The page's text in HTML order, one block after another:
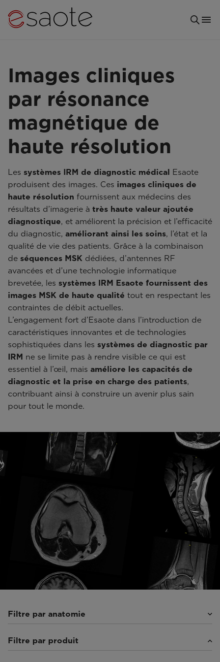
Images cliniques
par résonance
magnétique de
haute résolution
Les systèmes IRM de diagnostic médical Esaote
produisent des images. Ces images cliniques de
haute résolution fournissent aux médecins des
résultats d’imagerie à très haute valeur ajoutée
diagnostique, et améliorent la précision et l’efficacité
du diagnostic, améliorant ainsi les soins, l’état et la
qualité de vie des patients. Grâce à la combinaison
de séquences MSK dédiées, d’antennes RF
avancées et d’une technologie informatique
brevetée, les systèmes IRM Esaote fournissent des
images MSK de haute qualité tout en respectant les
contraintes de débit actuelles.
L’engagement fort d’Esaote dans l’introduction de
caractéristiques innovantes et de technologies
sophistiquées dans les systèmes de diagnostic par
IRM ne se limite pas à rendre visible ce qui est
essentiel à l’œil, mais améliore les capacités de
diagnostic et la prise en charge des patients,
contribuant ainsi à construire un avenir plus sain
pour tout le monde.
Filtre par anatomie
Colonne vertébrale
Épaule(1)
Filtre par produit